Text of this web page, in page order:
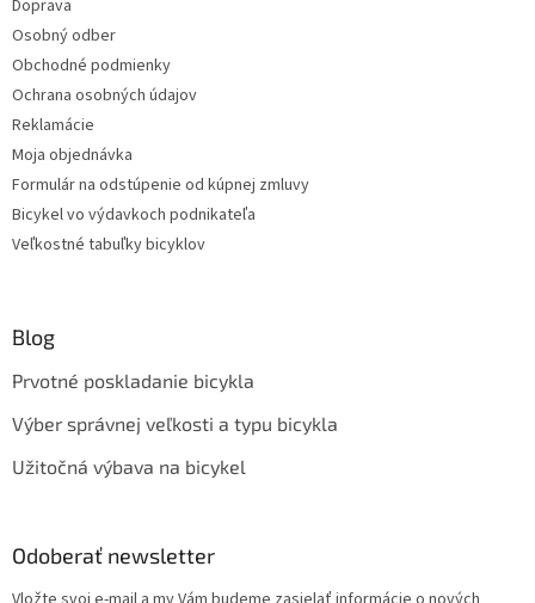
Doprava
Osobný odber
Obchodné podmienky
Ochrana osobných údajov
Reklamácie
Moja objednávka
Formulár na odstúpenie od kúpnej zmluvy
Bicykel vo výdavkoch podnikateľa
Veľkostné tabuľky bicyklov
Blog
Prvotné poskladanie bicykla
Výber správnej veľkosti a typu bicykla
Užitočná výbava na bicykel
Odoberať newsletter